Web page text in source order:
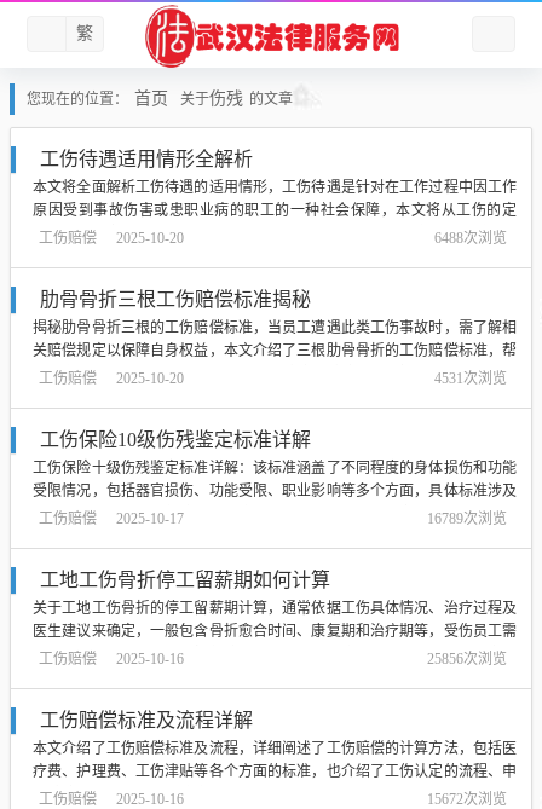
繁
您现在的位置： 首页 关于伤残 的文章
工伤待遇适用情形全解析
本文将全面解析工伤待遇的适用情形，工伤待遇是针对在工作过程中因工作
原因受到事故伤害或患职业病的职工的一种社会保障，本文将从工伤的定
义、工伤认定的标准、工伤待遇的种类及其具体适用情形等方面进行详细介
工伤赔偿 2025-10-20 6488次浏览
肋骨骨折三根工伤赔偿标准揭秘
揭秘肋骨骨折三根的工伤赔偿标准，当员工遭遇此类工伤事故时，需了解相
关赔偿规定以保障自身权益，本文介绍了三根肋骨骨折的工伤赔偿标准，帮
助受害者了解自己的权益并获取相应的赔偿，赔偿标准包括医疗费用、工伤
工伤赔偿 2025-10-20 4531次浏览
工伤保险10级伤残鉴定标准详解
工伤保险十级伤残鉴定标准详解：该标准涵盖了不同程度的身体损伤和功能
受限情况，包括器官损伤、功能受限、职业影响等多个方面，具体标准涉及
工伤事故造成的身体部位损伤程度、功能恢复状况等，评定伤残等级时，需
工伤赔偿 2025-10-17 16789次浏览
工地工伤骨折停工留薪期如何计算
关于工地工伤骨折的停工留薪期计算，通常依据工伤具体情况、治疗过程及
医生建议来确定，一般包含骨折愈合时间、康复期和治疗期等，受伤员工需
及时就医，由医生根据骨折部位、类型和严重程度来评估治疗时间和休息时
工伤赔偿 2025-10-16 25856次浏览
工伤赔偿标准及流程详解
本文介绍了工伤赔偿标准及流程，详细阐述了工伤赔偿的计算方法，包括医
疗费、护理费、工伤津贴等各个方面的标准，也介绍了工伤认定的流程、申
请赔偿的步骤以及需要注意的事项，帮助受伤员工更好地了解自己的权益，
工伤赔偿 2025-10-16 15672次浏览